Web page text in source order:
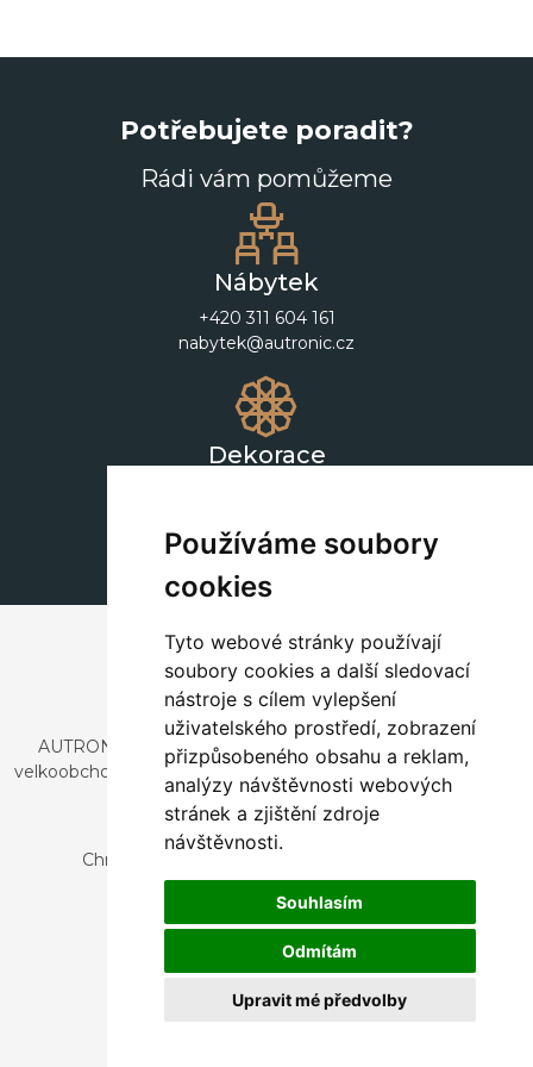
Používáme soubory
cookies
Tyto webové stránky používají
soubory cookies a další sledovací
nástroje s cílem vylepšení
uživatelského prostředí, zobrazení
přizpůsobeného obsahu a reklam,
analýzy návštěvnosti webových
stránek a zjištění zdroje
návštěvnosti.
Souhlasím
Odmítám
Upravit mé předvolby
Potřebujete poradit?
Rádi vám pomůžeme
Nábytek
+420 311 604 161
nabytek@autronic.cz
Dekorace
AUTRONIC, s.r.o. je společnost zabývající se dovozem a
velkoobchodním prodejem designového i stylového nábytku
a dekorací.
Česká republika
Chrustenice 270, 267 12 Loděnice u Berouna
Slovensko
Nová 366, 032 02 Závažná Poruba